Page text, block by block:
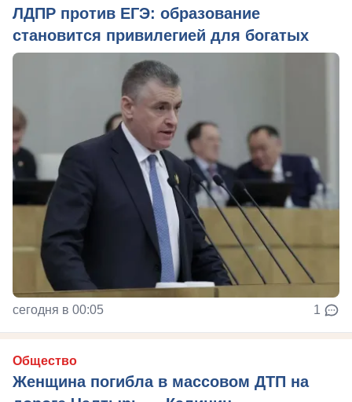
ЛДПР против ЕГЭ: образование
становится привилегией для богатых
сегодня в 00:05 1
Общество
Женщина погибла в массовом ДТП на